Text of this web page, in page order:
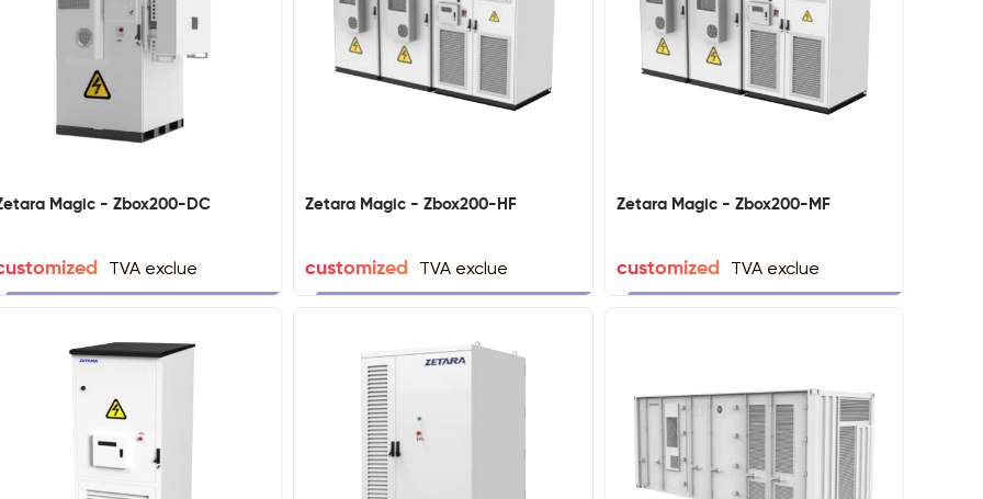
Magic - Zbox200-DC
TVA exclue
Zetara Magic - Zbox200-HF
customized TVA exclue
Zetara Magic - Zbox200-MF
customized TVA exclue